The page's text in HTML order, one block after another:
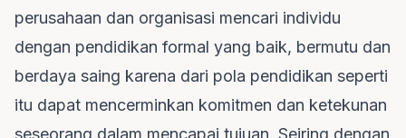
perusahaan dan organisasi mencari individu
dengan pendidikan formal yang baik, bermutu dan
berdaya saing karena dari pola pendidikan seperti
itu dapat mencerminkan komitmen dan ketekunan
seseorang dalam mencapai tujuan. Seiring dengan